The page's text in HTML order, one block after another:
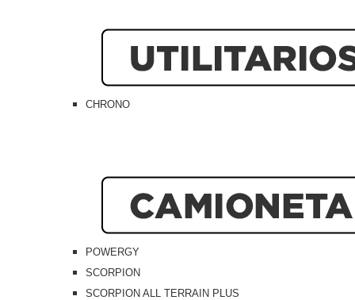
CHRONO
POWERGY
SCORPION
SCORPION ALL TERRAIN PLUS